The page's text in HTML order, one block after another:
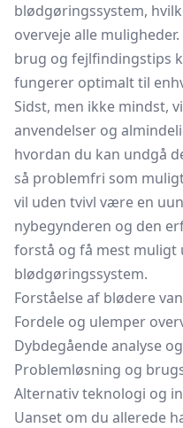
blødgøringssystem,
overveje alle
brug og fejlfindingstips
fungerer optimalt til
Sidst, men ikke mindst,
anvendelser og
hvordan du kan undgå
så problemfri som
vil uden tvivl være en
nybegynderen og den
forstå og få mest muligt
blødgøringssystem.
Forståelse af blødere
Fordele og ulemper
Dybdegående analyse
Problemløsning og
Alternativ teknologi og
Uanset om du allerede